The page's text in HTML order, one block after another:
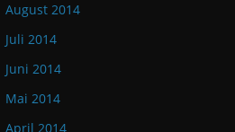
August 2014
Juli 2014
Juni 2014
Mai 2014
April 2014